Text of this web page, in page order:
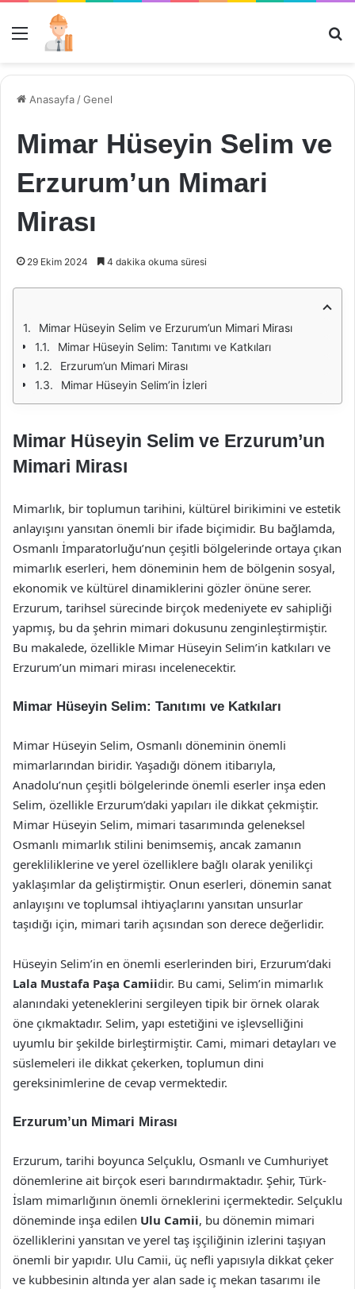
Menü
Anasayfa /Genel
Mimar Hüseyin Selim ve
Erzurum’un Mimari
Mirası
29 Ekim 2024 4 dakika okuma süresi
Mimar Hüseyin Selim ve Erzurum’un Mimari Mirası
Mimar Hüseyin Selim: Tanıtımı ve Katkıları
Erzurum’un Mimari Mirası
Mimar Hüseyin Selim’in İzleri
Mimar Hüseyin Selim ve Erzurum’un
Mimari Mirası
Mimarlık, bir toplumun tarihini, kültürel birikimini ve estetik
anlayışını yansıtan önemli bir ifade biçimidir. Bu bağlamda,
Osmanlı İmparatorluğu’nun çeşitli bölgelerinde ortaya çıkan
mimarlık eserleri, hem döneminin hem de bölgenin sosyal,
ekonomik ve kültürel dinamiklerini gözler önüne serer.
Erzurum, tarihsel sürecinde birçok medeniyete ev sahipliği
yapmış, bu da şehrin mimari dokusunu zenginleştirmiştir.
Bu makalede, özellikle Mimar Hüseyin Selim’in katkıları ve
Erzurum’un mimari mirası incelenecektir.
Mimar Hüseyin Selim: Tanıtımı ve Katkıları
Mimar Hüseyin Selim, Osmanlı döneminin önemli
mimarlarından biridir. Yaşadığı dönem itibarıyla,
Anadolu’nun çeşitli bölgelerinde önemli eserler inşa eden
Selim, özellikle Erzurum’daki yapıları ile dikkat çekmiştir.
Mimar Hüseyin Selim, mimari tasarımında geleneksel
Osmanlı mimarlık stilini benimsemiş, ancak zamanın
gerekliliklerine ve yerel özelliklere bağlı olarak yenilikçi
yaklaşımlar da geliştirmiştir. Onun eserleri, dönemin sanat
anlayışını ve toplumsal ihtiyaçlarını yansıtan unsurlar
taşıdığı için, mimari tarih açısından son derece değerlidir.
Hüseyin Selim’in en önemli eserlerinden biri, Erzurum’daki
Lala Mustafa Paşa Camiidir. Bu cami, Selim’in mimarlık
alanındaki yeteneklerini sergileyen tipik bir örnek olarak
öne çıkmaktadır. Selim, yapı estetiğini ve işlevselliğini
uyumlu bir şekilde birleştirmiştir. Cami, mimari detayları ve
süslemeleri ile dikkat çekerken, toplumun dini
gereksinimlerine de cevap vermektedir.
Erzurum’un Mimari Mirası
Erzurum, tarihi boyunca Selçuklu, Osmanlı ve Cumhuriyet
dönemlerine ait birçok eseri barındırmaktadır. Şehir, Türk-
İslam mimarlığının önemli örneklerini içermektedir. Selçuklu
döneminde inşa edilen Ulu Camii, bu dönemin mimari
özelliklerini yansıtan ve yerel taş işçiliğinin izlerini taşıyan
önemli bir yapıdır. Ulu Camii, üç nefli yapısıyla dikkat çeker
ve kubbesinin altında yer alan sade iç mekan tasarımı ile